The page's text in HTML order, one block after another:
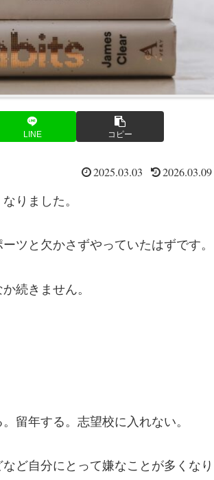
LINE コピー
2025.03.03 2026.03.09
りました。
ツと欠かさずやっていたはずです。
続きません。
留年する。志望校に入れない。
ど自分にとって嫌なことが多くなり